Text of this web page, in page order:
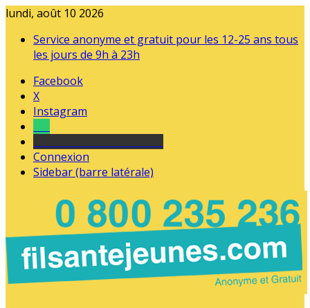
lundi, août 10 2026
Service anonyme et gratuit pour les 12-25 ans tous
les jours de 9h à 23h
Facebook
X
Instagram
Connexion
Sidebar (barre latérale)